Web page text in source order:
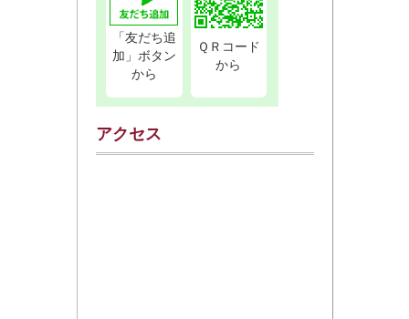
「友だち追
加」ボタン
から
ＱＲコード
から
アクセス